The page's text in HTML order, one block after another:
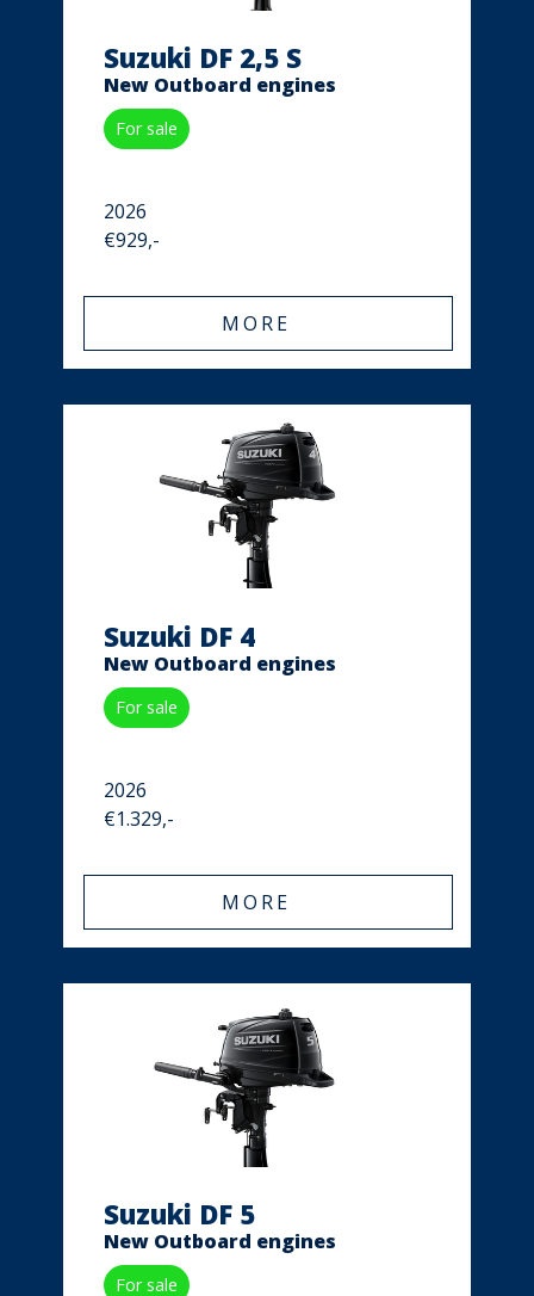
Suzuki DF 2,5 S
New Outboard engines
For sale
2026
€929,-
MORE
Suzuki DF 4
New Outboard engines
For sale
2026
€1.329,-
MORE
Suzuki DF 5
New Outboard engines
For sale